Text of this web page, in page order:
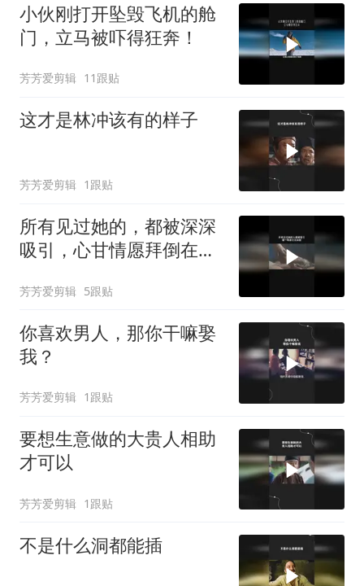
小伙刚打开坠毁飞机的舱
门，立马被吓得狂奔！
芳芳爱剪辑 11跟贴
这才是林冲该有的样子
芳芳爱剪辑 1跟贴
所有见过她的，都被深深
吸引，心甘情愿拜倒在牡
芳芳爱剪辑 5跟贴
你喜欢男人，那你干嘛娶
我？
芳芳爱剪辑 1跟贴
要想生意做的大贵人相助
才可以
芳芳爱剪辑 1跟贴
不是什么洞都能插